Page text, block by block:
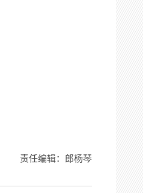
责任编辑：郎杨琴